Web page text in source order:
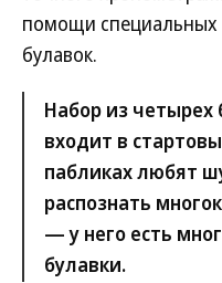
помощи
булавок.
Набор из четырех
входит в
пабликах любят
распознать
— у него есть
булавки.